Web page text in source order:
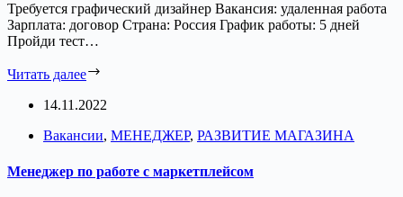
Требуется графический дизайнер Вакансия: удаленная работа
Зарплата: договор Страна: Россия График работы: 5 дней
Пройди тест…
Читать далее
14.11.2022
Вакансии, МЕНЕДЖЕР, РАЗВИТИЕ МАГАЗИНА
Менеджер по работе с маркетплейсом